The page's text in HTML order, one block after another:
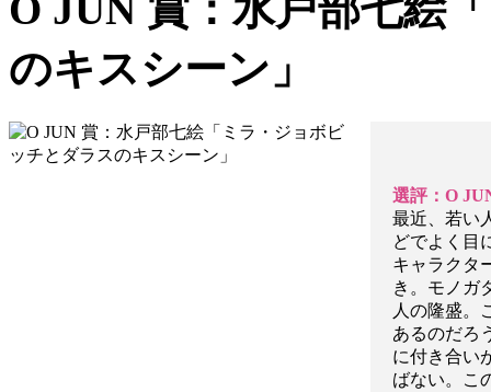
のキスシーン」
選評：O
最近、若い
どでよく目
キャラクタ
き。モノガ
人の隆盛。
あるのだろ
に付き合い
ばない。こ